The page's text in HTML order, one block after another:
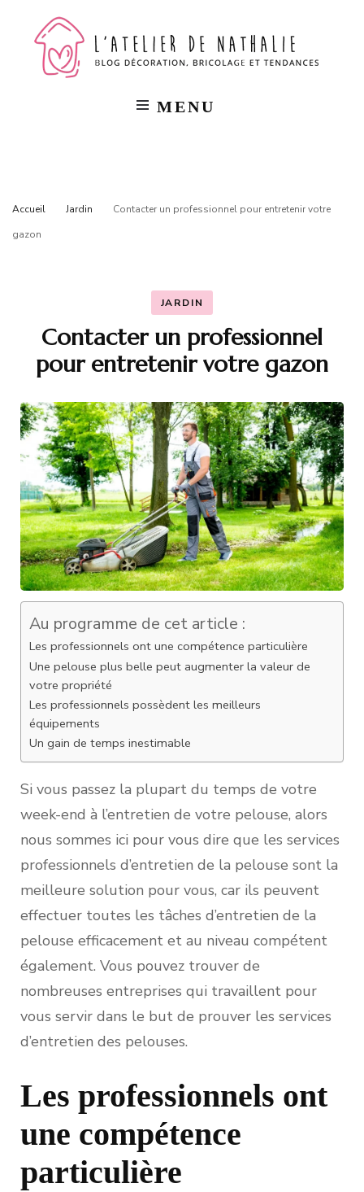
MENU
Accueil Jardin
Contacter un professionnel pour entretenir votre
gazon
JARDIN
Contacter un professionnel
pour entretenir votre gazon
Au programme de cet article :
Les professionnels ont une compétence particulière
Une pelouse plus belle peut augmenter la valeur de
votre propriété
Les professionnels possèdent les meilleurs
équipements
Un gain de temps inestimable
Si vous passez la plupart du temps de votre
week-end à l’entretien de votre pelouse, alors
nous sommes ici pour vous dire que les services
professionnels d’entretien de la pelouse sont la
meilleure solution pour vous, car ils peuvent
effectuer toutes les tâches d’entretien de la
pelouse efficacement et au niveau compétent
également. Vous pouvez trouver de
nombreuses entreprises qui travaillent pour
vous servir dans le but de prouver les services
d’entretien des pelouses.
Les professionnels ont
une compétence
particulière